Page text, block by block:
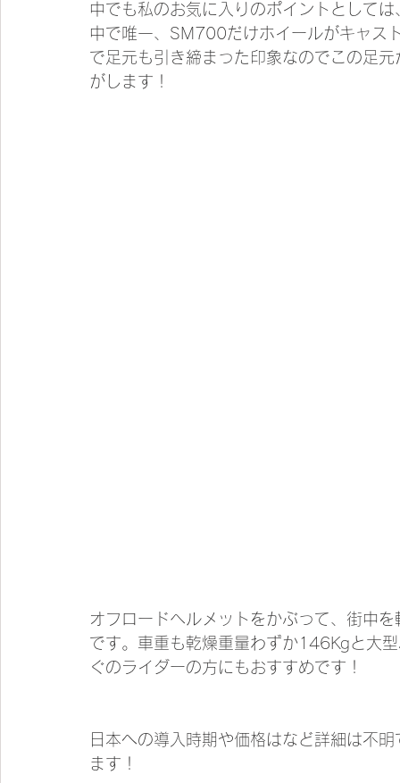
中でも私のお気に入りのポイントとして
中で唯一、SM700だけホイールがキャス
で足元も引き締まった印象なのでこの足
がします！
オフロードヘルメットをかぶって、街中
です。車重も乾燥重量わずか146Kgと大
ぐのライダーの方にもおすすめです！
日本への導入時期や価格はなど詳細は不
ます！